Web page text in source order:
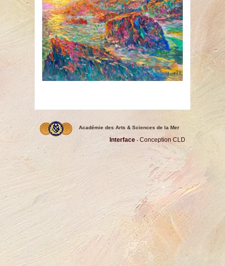
Académie des Arts & Sciences de la Mer
Interface - Conception CLD